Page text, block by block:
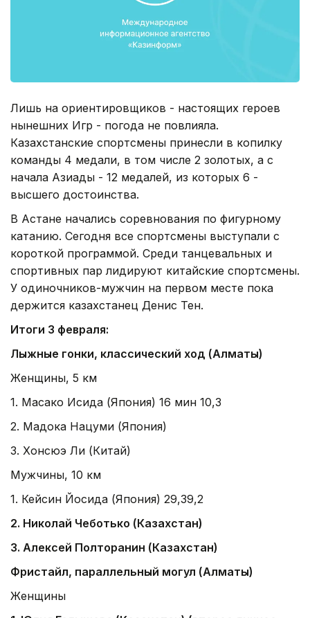
Лишь на ориентировщиков - настоящих героев
нынешних Игр - погода не повлияла.
Казахстанские спортсмены принесли в копилку
команды 4 медали, в том числе 2 золотых, а с
начала Азиады - 12 медалей, из которых 6 -
высшего достоинства.
В Астане начались соревнования по фигурному
катанию. Сегодня все спортсмены выступали с
короткой программой. Среди танцевальных и
спортивных пар лидируют китайские спортсмены.
У одиночников-мужчин на первом месте пока
держится казахстанец Денис Тен.
Итоги 3 февраля:
Лыжные гонки, классический ход (Алматы)
Женщины, 5 км
1. Масако Исида (Япония) 16 мин 10,3
2. Мадока Нацуми (Япония)
3. Хонсюэ Ли (Китай)
Мужчины, 10 км
1. Кейсин Йосида (Япония) 29,39,2
2. Николай Чеботько (Казахстан)
3. Алексей Полторанин (Казахстан)
Фристайл, параллельный могул (Алматы)
Женщины